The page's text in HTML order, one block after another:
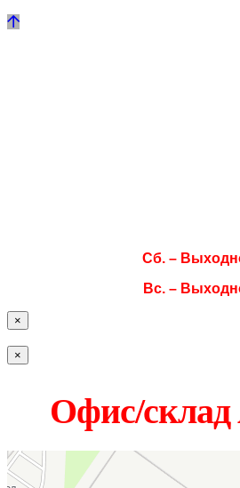
Сб. –
Вс. –
×
×
Офис/